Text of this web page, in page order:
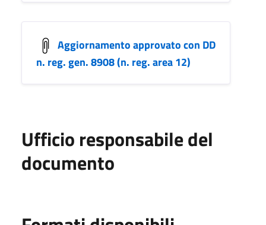
Aggiornamento approvato con DD
n. reg. gen. 8908 (n. reg. area 12)
Ufficio responsabile del
documento